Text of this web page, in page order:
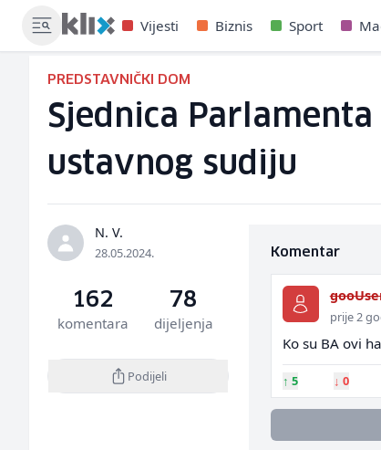
Vijesti Biznis Sport
PREDSTAVNIČKI DOM
Sjednica
ustavnog sudiju
N. V.
28.05.2024.
162
komentara
78
dijeljenja
Podijeli
Komentar
prije 2
Ko su BA ovi
↑ 5 ↓ 0